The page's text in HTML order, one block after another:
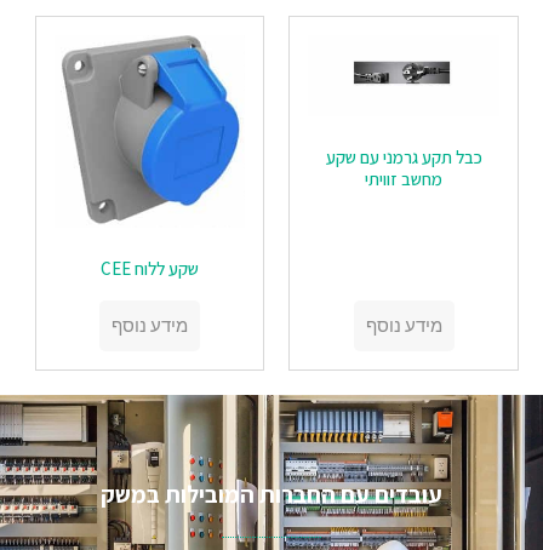
כבל תקע גרמני עם שקע
מחשב זוויתי
מידע נוסף
שקע ללוח CEE
מידע נוסף
עובדים עם החברות המובילות במשק​